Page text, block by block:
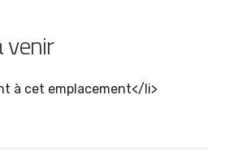
venir
à cet emplacement</li>